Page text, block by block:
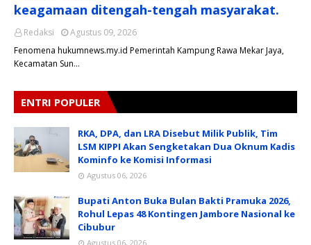
keagamaan ditengah-tengah masyarakat.
Redaksi
Agustus 09, 2026
Fenomena hukumnews.my.id Pemerintah Kampung Rawa Mekar Jaya,
Kecamatan Sun…
ENTRI POPULER
RKA, DPA, dan LRA Disebut Milik Publik, Tim
LSM KIPPI Akan Sengketakan Dua Oknum Kadis
Kominfo ke Komisi Informasi
Agustus 06, 2026
Bupati Anton Buka Bulan Bakti Pramuka 2026,
Rohul Lepas 48 Kontingen Jambore Nasional ke
Cibubur
Agustus 06, 2026